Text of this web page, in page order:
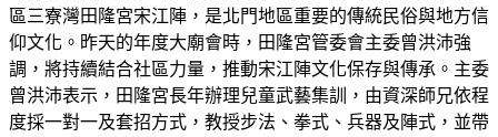
區三寮灣田隆宮宋江陣，是北門地區重要的傳統民俗與地方信
仰文化。昨天的年度大廟會時，田隆宮管委會主委曾洪沛強
調，將持續結合社區力量，推動宋江陣文化保存與傳承。主委
曾洪沛表示，田隆宮長年辦理兒童武藝集訓，由資深師兄依程
度採一對一及套招方式，教授步法、拳式、兵器及陣式，並帶